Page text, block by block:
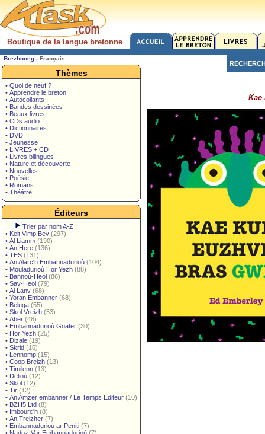
Boutique de la langue bretonne
Brezhoneg - Français
Thèmes
• Quoi de neuf ?
• Apprendre le breton
• Autocollants
• Bandes dessinées
• Beaux livres
• CDs audio
• Dictionnaires
• DVD
• Jeunesse
• LIVRES + CD
• Livres bilingues
• Nature et découverte
• Nouvelles
• Poésie
• Romans
• Théâtre
Éditeurs
Trier par nom A-Z
• Keit Vimp Bev (297)
• Al Liamm (190)
• An Here (136)
• TES (131)
• An Alarc'h Embannadurioù (104)
• Mouladurioù Hor Yezh (88)
• Bannoù-Heol (86)
• Sav-Heol (79)
• Al Lanv (68)
• Yoran Embanner (68)
• Beluga (55)
• Skol Vreizh (53)
• Aber (48)
• Embannadurioù Goater (30)
• Hor Yezh (25)
• Dizale (19)
• Skrid (16)
• Lennomp (15)
• Coop Breizh (13)
• Timilenn (13)
• Delioù (12)
• Skol (12)
• Tir (12)
• An Amzer embanner / Le Temps Editeur (10)
• BZH5 Ltd (8)
• Imbourc'h (8)
• An Treizher (7)
• Embannadurioù ar Peniti (7)
Kae